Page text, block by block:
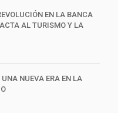
EN LA BANCA
AL TURISMO Y LA
NUEVA ERA EN LA